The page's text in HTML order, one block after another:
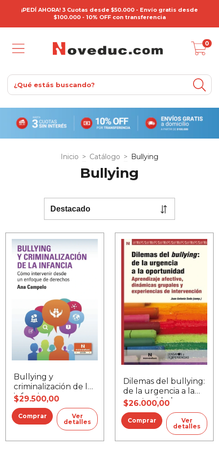
¡PEDÍ AHORA! 3 Cuotas desde $50.000 - Envío gratis desde
$100.000 - 10% OFF con transferencia
0
Inicio > Catálogo > Bullying
Bullying
Bullying y
criminalización de la
infancia
$29.500,00
Ver
detalles
Dilemas del bullying:
de la urgencia a la
oportunidad
$26.000,00
Ver
detalles